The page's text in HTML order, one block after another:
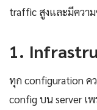
traffic สูงและมีควา
1.
ทุก configuration ค
config บน server เ